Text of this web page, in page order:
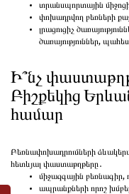
տրանսպորտային միջոցի
փոխադրվող բեռների
լրացուցիչ
ծառայություններ,
Ի՞նչ
Բիշքեկից
համար
Բեռնափոխադրումների
հետևյալ փաստաթղթերը․
միջազգային բեռնագիր,
ապրանքների որոշ